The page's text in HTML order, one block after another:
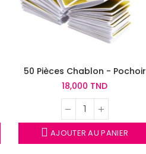
50 Pièces Chablon - Pochoir
18,000 TND
AJOUTER AU PANIER